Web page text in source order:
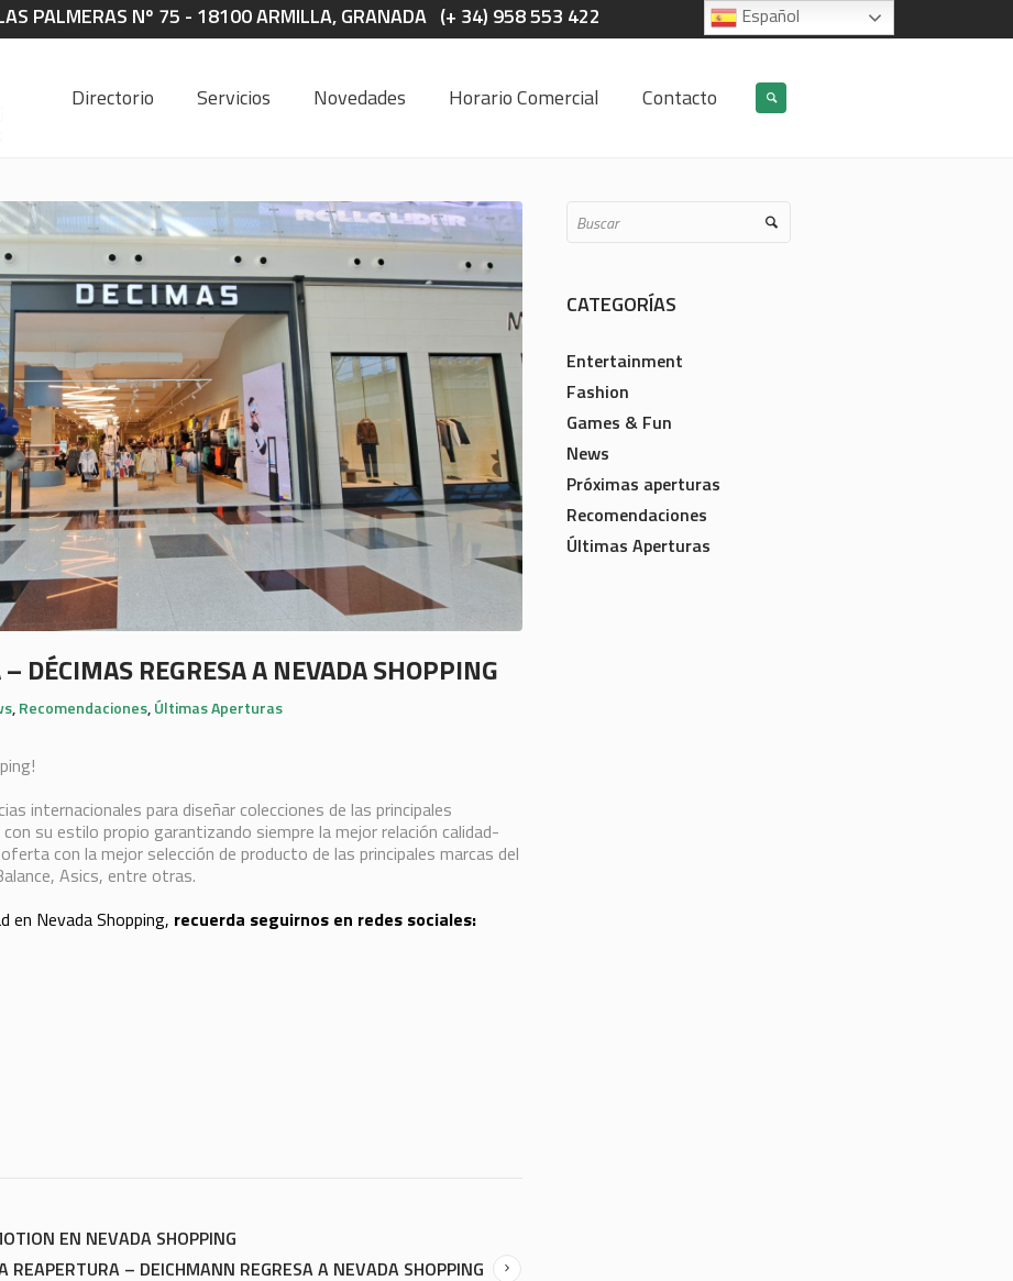
PALMERAS Nº 75 - 18100 ARMILLA, GRANADA (+ 34) 958 553 422
Directorio Servicios Novedades Horario Comercial Contacto
DÉCIMAS REGRESA A NEVADA SHOPPING
,Recomendaciones,Últimas Aperturas
internacionales para diseñar colecciones de las principales
su estilo propio garantizando siempre la mejor relación calidad-
con la mejor selección de producto de las principales marcas del
Asics, entre otras.
en Nevada Shopping, recuerda seguirnos en redes sociales:
EN NEVADA SHOPPING
REAPERTURA – DEICHMANN REGRESA A NEVADA SHOPPING
CATEGORÍAS
Entertainment
Fashion
Games & Fun
News
Próximas aperturas
Recomendaciones
Últimas Aperturas
Español